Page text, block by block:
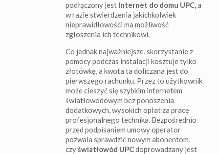
podłączony jest Internet do domu UPC,a
w razie stwierdzenia jakichkolwiek
nieprawidłowości ma możliwość
zgłoszenia ich technikowi.
Co jednak najważniejsze, skorzystanie z
pomocy podczas instalacji kosztuje tylko
złotówkę, a kwota ta doliczana jest do
pierwszego rachunku. Przez to użytkownik
może cieszyć się szybkim internetem
światłowodowym bez ponoszenia
dodatkowych, wysokich opłat za pracę
profesjonalnego technika. Bezpośrednio
przed podpisaniem umowy operator
pozwala sprawdzić nowym abonentom,
czyświatłowód UPCdoprowadzany jest